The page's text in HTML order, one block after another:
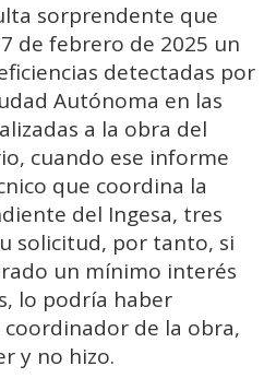
sorprendente que
de febrero de 2025 un
detectadas por
Autónoma en las
a la obra del
cuando ese informe
que coordina la
del Ingesa, tres
solicitud, por tanto, si
un mínimo interés
lo podría haber
de la obra,
y no hizo.